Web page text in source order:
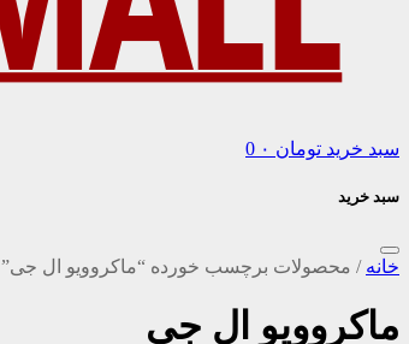
سبد خرید تومان 0
سبد خرید
خانه / محصولات برچسب خورده “ماکروویو ال جی”
ماکروویو ال جی